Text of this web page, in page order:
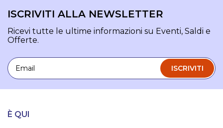
ISCRIVITI ALLA NEWSLETTER
Ricevi tutte le ultime informazioni su Eventi, Saldi e
Offerte.
Email
ISCRIVITI
È QUI